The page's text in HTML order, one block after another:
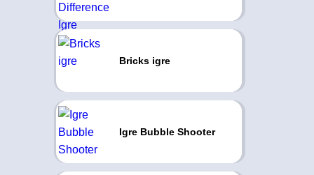
Bricks igre
Igre Bubble Shooter